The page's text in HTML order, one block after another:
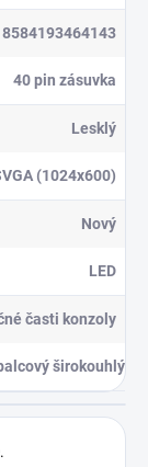
8584193464143
40 pin zásuvka
Lesklý
(1024x600)
Nový
LED
časti konzoly
širokouhlý